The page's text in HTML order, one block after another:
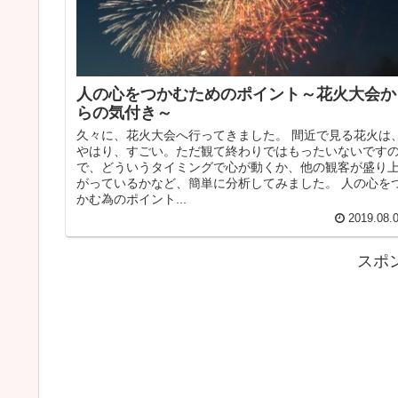
人の心をつかむためのポイント～花火大会か
らの気付き～
久々に、花火大会へ行ってきました。 間近で見る花火は、
やはり、すごい。ただ観て終わりではもったいないです
で、どういうタイミングで心が動くか、他の観客が盛り上
がっているかなど、簡単に分析してみました。 人の心を
かむ為のポイント...
スポ